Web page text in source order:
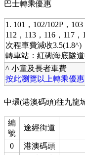
巴士轉乘優惠
1. 101，102/102P，
112，113，116，117
次程車費減收3.5(1.8^)
轉車站：紅磡海底隧
^ 小童及長者車費
按此瀏覽以上轉乘優
中環(港澳碼頭)往九龍
編
號
途經街道
0 港澳碼頭